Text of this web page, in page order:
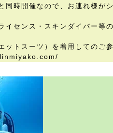
同時開催なので、お連れ様が
イセンス・スキンダイバー等
ットスーツ）を着用してのご